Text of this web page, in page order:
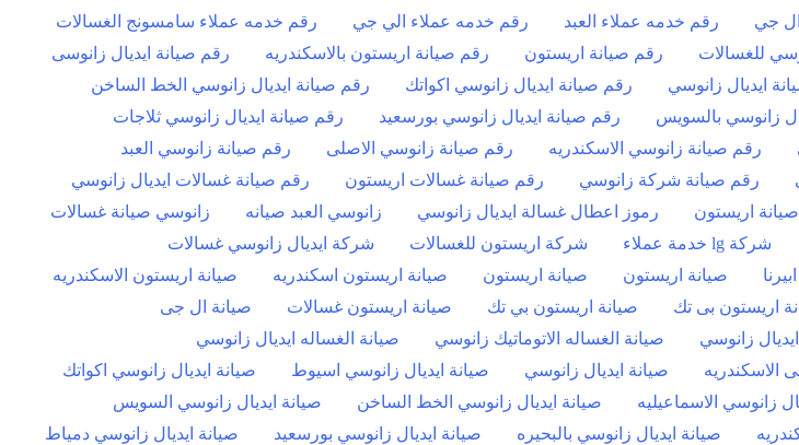
جي رقم خدمه عملاء العبد رقم خدمه عملاء الي جي
رقم خدمه عملاء سامسونج الغسالات
للغسالات رقم صيانة اريستون رقم صيانة اريستون بالاسكندريه
رقم صيانة ايديال زانوسى
ايديال زانوسي رقم صيانة ايديال زانوسي اكواتك
رقم صيانة ايديال زانوسي الخط الساخن
زانوسي بالسويس رقم صيانة ايديال زانوسي بورسعيد
رقم صيانة ايديال زانوسي ثلاجات
رقم صيانة زانوسي الاسكندريه رقم صيانة زانوسي الاصلى
رقم صيانة زانوسي العبد
رقم صيانة شركة زانوسي رقم صيانة غسالات اريستون
رقم صيانة غسالات ايديال زانوسي
اريستون رموز اعطال غسالة ايديال زانوسي زانوسي العبد صيانه
زانوسي صيانة غسالات
شركة lg خدمة عملاء شركة اريستون للغسالات
شركة ايديال زانوسي غسالات
صيانة اريستون صيانة اريستون صيانة اريستون اسكندريه
صيانة اريستون الاسكندريه
اريستون بى تك صيانة اريستون بي تك صيانة اريستون غسالات
صيانة ال جى
زانوسي صيانة الغساله الاتوماتيك زانوسي
صيانة الغساله ايديال زانوسي
الاسكندريه صيانة ايديال زانوسي صيانة ايديال زانوسي اسيوط
صيانة ايديال زانوسي اكواتك
زانوسي الاسماعيليه صيانة ايديال زانوسي الخط الساخن
صيانة ايديال زانوسي السويس
صيانة ايديال زانوسي بالبحيره صيانة ايديال زانوسي بورسعيد صيانة ايديال زانوسي دمياط